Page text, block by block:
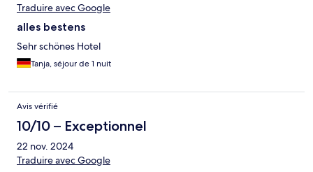
Traduire avec Google
alles bestens
Sehr schönes Hotel
Tanja, séjour de 1 nuit
Avis vérifié
10/10 – Exceptionnel
22 nov. 2024
Traduire avec Google